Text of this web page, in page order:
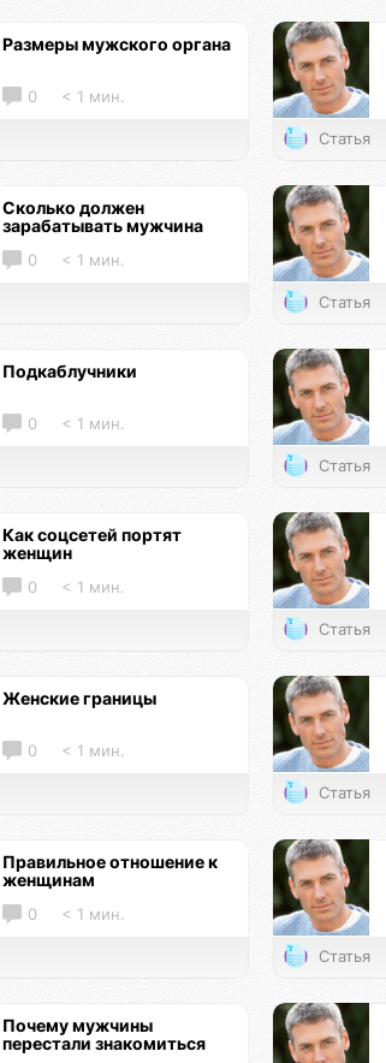
Размеры мужского органа
0 < 1 мин.
Статья
Сколько должен
зарабатывать мужчина
0 < 1 мин.
Статья
Подкаблучники
0 < 1 мин.
Статья
Как соцсетей портят
женщин
0 < 1 мин.
Статья
Женские границы
0 < 1 мин.
Статья
Правильное отношение к
женщинам
0 < 1 мин.
Статья
Почему мужчины
перестали знакомиться